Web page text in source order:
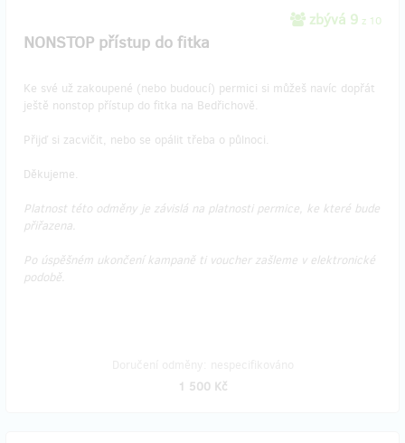
zbývá 9 z 10
NONSTOP přístup do fitka
Ke své už zakoupené (nebo budoucí) permici si můžeš navíc dopřát
ještě nonstop přístup do fitka na Bedřichově.
Přijď si zacvičit, nebo se opálit třeba o půlnoci.
Děkujeme.
Platnost této odměny je závislá na platnosti permice, ke které bude
přiřazena.
Po úspěšném ukončení kampaně ti voucher zašleme v elektronické
podobě.
1 500 Kč